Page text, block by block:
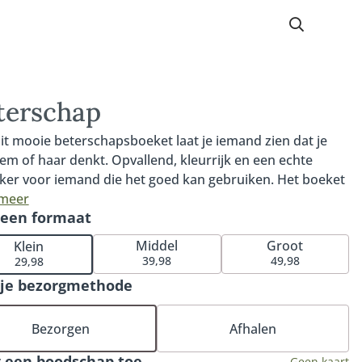
mooie beterschapsboeket laat je iemand zien dat je
of haar denkt. Opvallend, kleurrijk en een echte
voor iemand die het goed kan gebruiken. Het boeket
prachtige roos, mooie gerbera en de opvallende
Ons Beterschap boeket is voor niets één van onze
en perfect om iemand een hart onder de riem te
Tip: bestel een bijpassende vaas of ga voor onze
bonbons of heerlijke chocolade.
formaat
Klein
29,98
Middel
39,98
Groot
49,98
bezorgmethode
Bezorgen Afhalen